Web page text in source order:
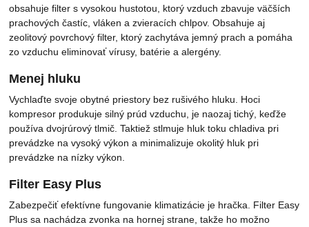
obsahuje filter s vysokou hustotou, ktorý vzduch zbavuje väčších
prachových častíc, vláken a zvieracích chlpov. Obsahuje aj
zeolitový povrchový filter, ktorý zachytáva jemný prach a pomáha
zo vzduchu eliminovať vírusy, batérie a alergény.
Menej hluku
Vychlaďte svoje obytné priestory bez rušivého hluku. Hoci
kompresor produkuje silný prúd vzduchu, je naozaj tichý, keďže
používa dvojrúrový tlmič. Taktiež stlmuje hluk toku chladiva pri
prevádzke na vysoký výkon a minimalizuje okolitý hluk pri
prevádzke na nízky výkon.
Filter Easy Plus
Zabezpečiť efektívne fungovanie klimatizácie je hračka. Filter Easy
Plus sa nachádza zvonka na hornej strane, takže ho možno